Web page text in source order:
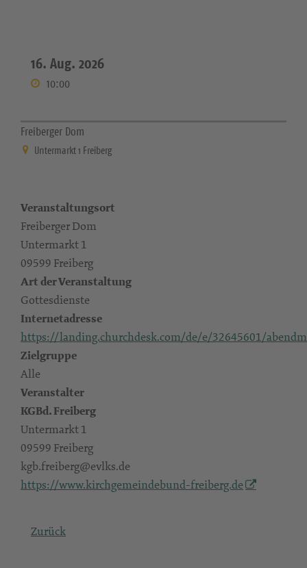
16. Aug. 2026
10:00
Freiberger Dom
Untermarkt 1 Freiberg
Veranstaltungsort
Freiberger Dom
Untermarkt 1
09599 Freiberg
Art der Veranstaltung
Gottesdienste
Internetadresse
https://landing.churchdesk.com/de/e/32645601/
Zielgruppe
Alle
Veranstalter
KGBd. Freiberg
Untermarkt 1
09599 Freiberg
kgb.freiberg@evlks.de
https://www.kirchgemeindebund-freiberg.de
Zurück